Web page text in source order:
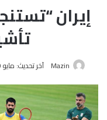
إيران
Mazin آخر تحديث: مايو 29, 2026